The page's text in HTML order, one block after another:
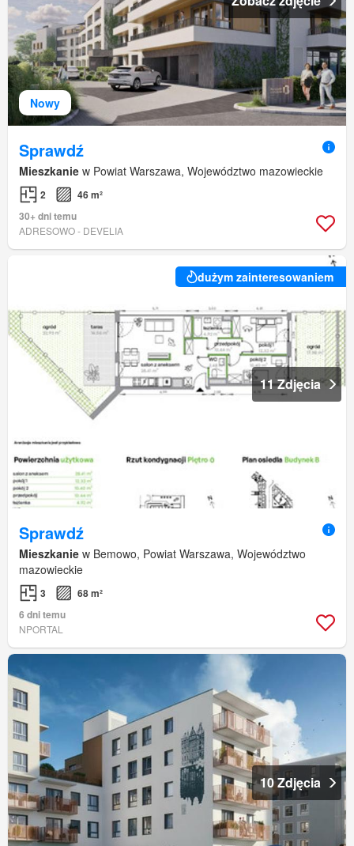
Nowy
Sprawdź
Mieszkanie w Powiat Warszawa, Województwo mazowieckie
2
46 m²
30+ dni temu
ADRESOWO - DEVELIA
dużym zainteresowaniem
11 Zdjęcia
Sprawdź
Mieszkanie w Bemowo, Powiat Warszawa, Województwo
mazowieckie
3
68 m²
6 dni temu
NPORTAL
10 Zdjęcia